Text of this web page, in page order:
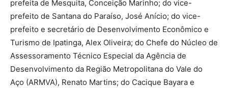
prefeita de Mesquita, Conceição Marinho; do vice-
prefeito de Santana do Paraíso, José Anício; do vice-
prefeito e secretário de Desenvolvimento Econômico e
Turismo de Ipatinga, Alex Oliveira; do Chefe do Núcleo de
Assessoramento Técnico Especial da Agência de
Desenvolvimento da Região Metropolitana do Vale do
Aço (ARMVA), Renato Martins; do Cacique Bayara e